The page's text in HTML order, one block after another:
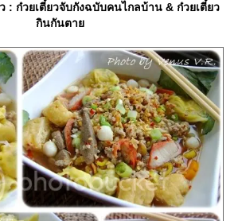
: ก๋วยเตี๋ยวจับกังฉบับคนไกลบ้าน & ก๋วยเตี๋ยว
กินกันตา